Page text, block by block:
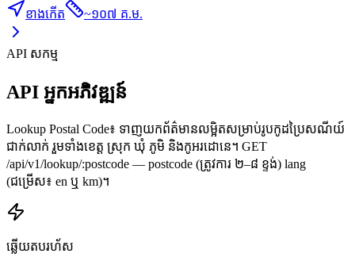
ខាងកើត ~១០៧ គ.ម.
API សកម្ម
API អ្នកអភិវឌ្ឍន៍
Lookup Postal Code៖ ទាញយកព័ត៌មានលម្អិតសម្រាប់រូបកូដប្រៃសណីយ៍
ជាក់លាក់ រួមទាំងខេត្ត ស្រុក ឃុំ ភូមិ និងកូអរដោនេ។ GET
/api/v1/lookup/:postcode — postcode (ត្រូវការ ២–៨ ខ្ទង់) lang
(ជម្រើស៖ en ឬ km)។
ឆ្លើយតបរហ័ស